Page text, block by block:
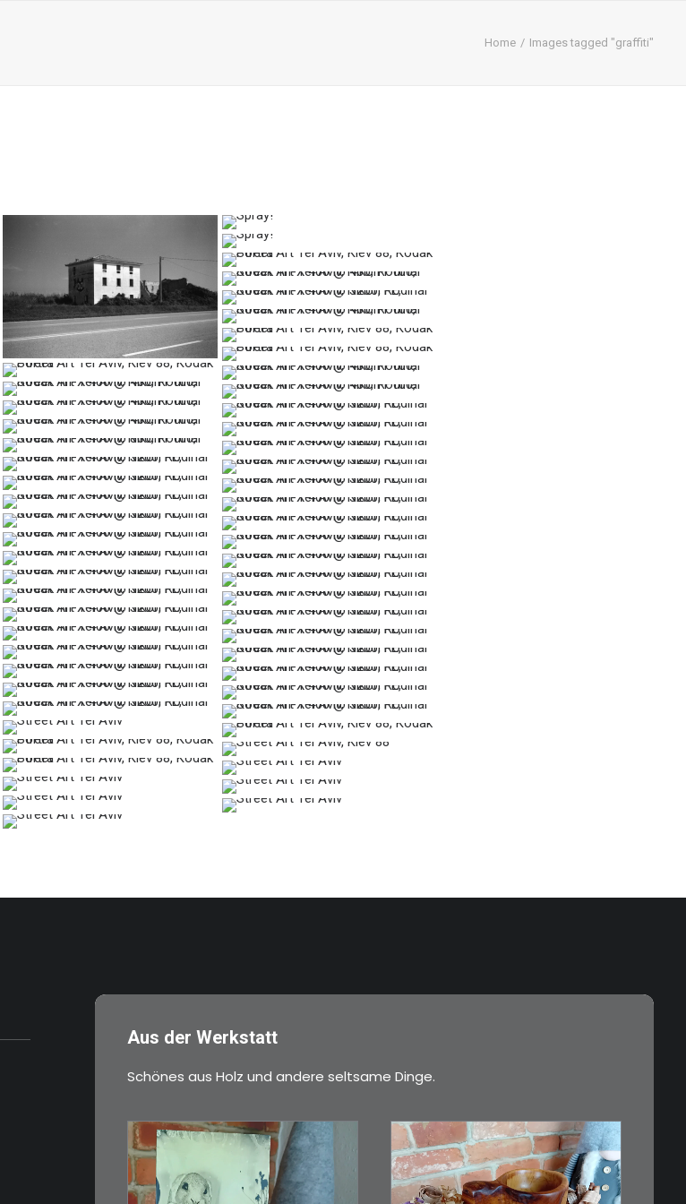
Home Images tagged "graffiti"
…
…
…
…
…
…
…
…
…
…
…
…
…
…
…
…
…
…
…
…
…
…
…
…
…
…
…
…
…
…
…
…
… …
… …
… …
…
…
…
…
… …
…
… …
…
Aus der Werkstatt
Schönes aus Holz und andere seltsame Dinge.
€15,00